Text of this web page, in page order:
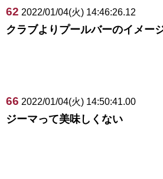
62 2022/01/04(火) 14:46:26.12
クラブよりプールバーのイメー
66 2022/01/04(火) 14:50:41.00
ジーマって美味しくない